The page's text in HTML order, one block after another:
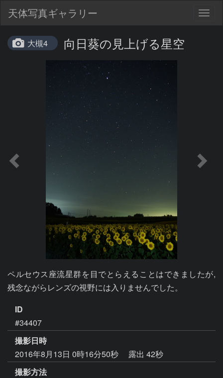
天体写真ギャラリー
大槻4 向日葵の見上げる星空
ペルセウス座流星群を目でとらえることはできましたが,
残念ながらレンズの視野には入りませんでした。
ID
#34407
撮影日時
2016年8月13日 0時16分50秒
露出 42秒
撮影方法